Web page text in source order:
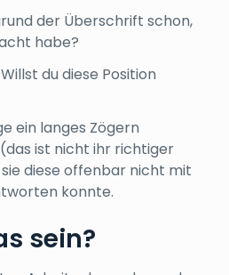
der Überschrift schon,
habe?
du diese Position
ein langes Zögern
ist nicht ihr richtiger
diese offenbar nicht mit
konnte.
sein?